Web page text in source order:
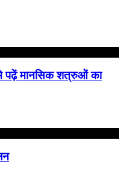
मे पढ़ें मानसिक शत्रुओं का